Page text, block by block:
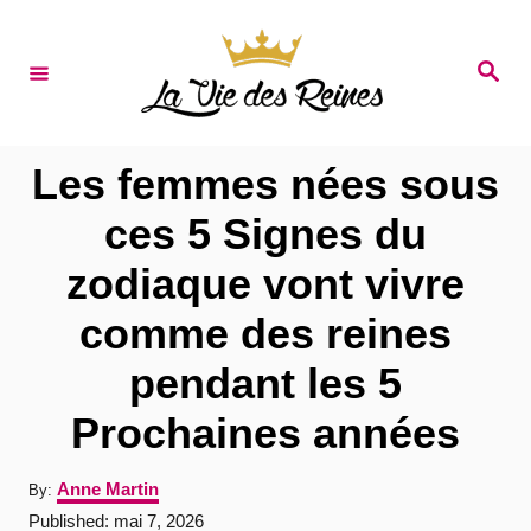
S
Les femmes nées sous
ces 5 Signes du
zodiaque vont vivre
comme des reines
pendant les 5
Prochaines années
By: A
u
Anne Martin
P
Published: mai 7, 2026